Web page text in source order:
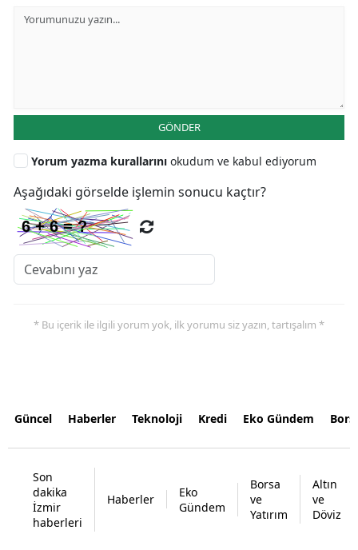
GÖNDER
Yorum yazma kurallarını okudum ve kabul ediyorum
Aşağıdaki görselde işlemin sonucu kaçtır?
* Bu içerik ile ilgili yorum yok, ilk yorumu siz yazın, tartışalım *
Güncel Haberler Teknoloji Kredi Eko Gündem
Son
dakika
İzmir
haberleri
Haberler
Eko
Gündem
Borsa
ve
Yatırım
Altın
ve
Döviz